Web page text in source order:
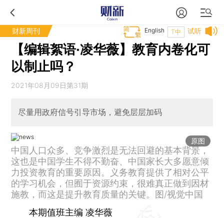
财新周刊 试听
T中
English
【编辑絮语·凌华薇】教育内卷化可
以制止吗？
2021年08月09日第31期
尽量用政府信号引导市场，避免层层加码
原图
中国人口众多、竞争激烈是无法回避的基本背景，
这也是中国学生不得不勤奋、中国家长大多愿意倾
力投资教育的重要原因。义务教育提供了相对公平
的学习机会，但囿于资源约束，很难真正做到因材
施教，而这是提升教育质量的关键。图/视觉中国
本期值班主编 凌华薇